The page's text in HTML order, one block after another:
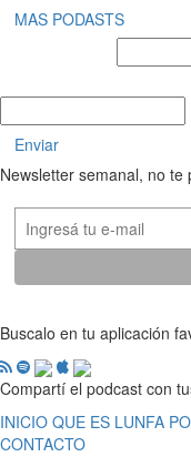
MAS PODASTS
Enviar
Newsletter semanal, no te
Buscalo en tu aplicación
Compartí el podcast con
INICIO QUE ES LUNFA
CONTACTO